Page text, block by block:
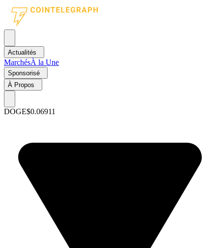
Actualités
MarchésÀ la Une
Sponsorisé
À Propos
DOGE$0.06911